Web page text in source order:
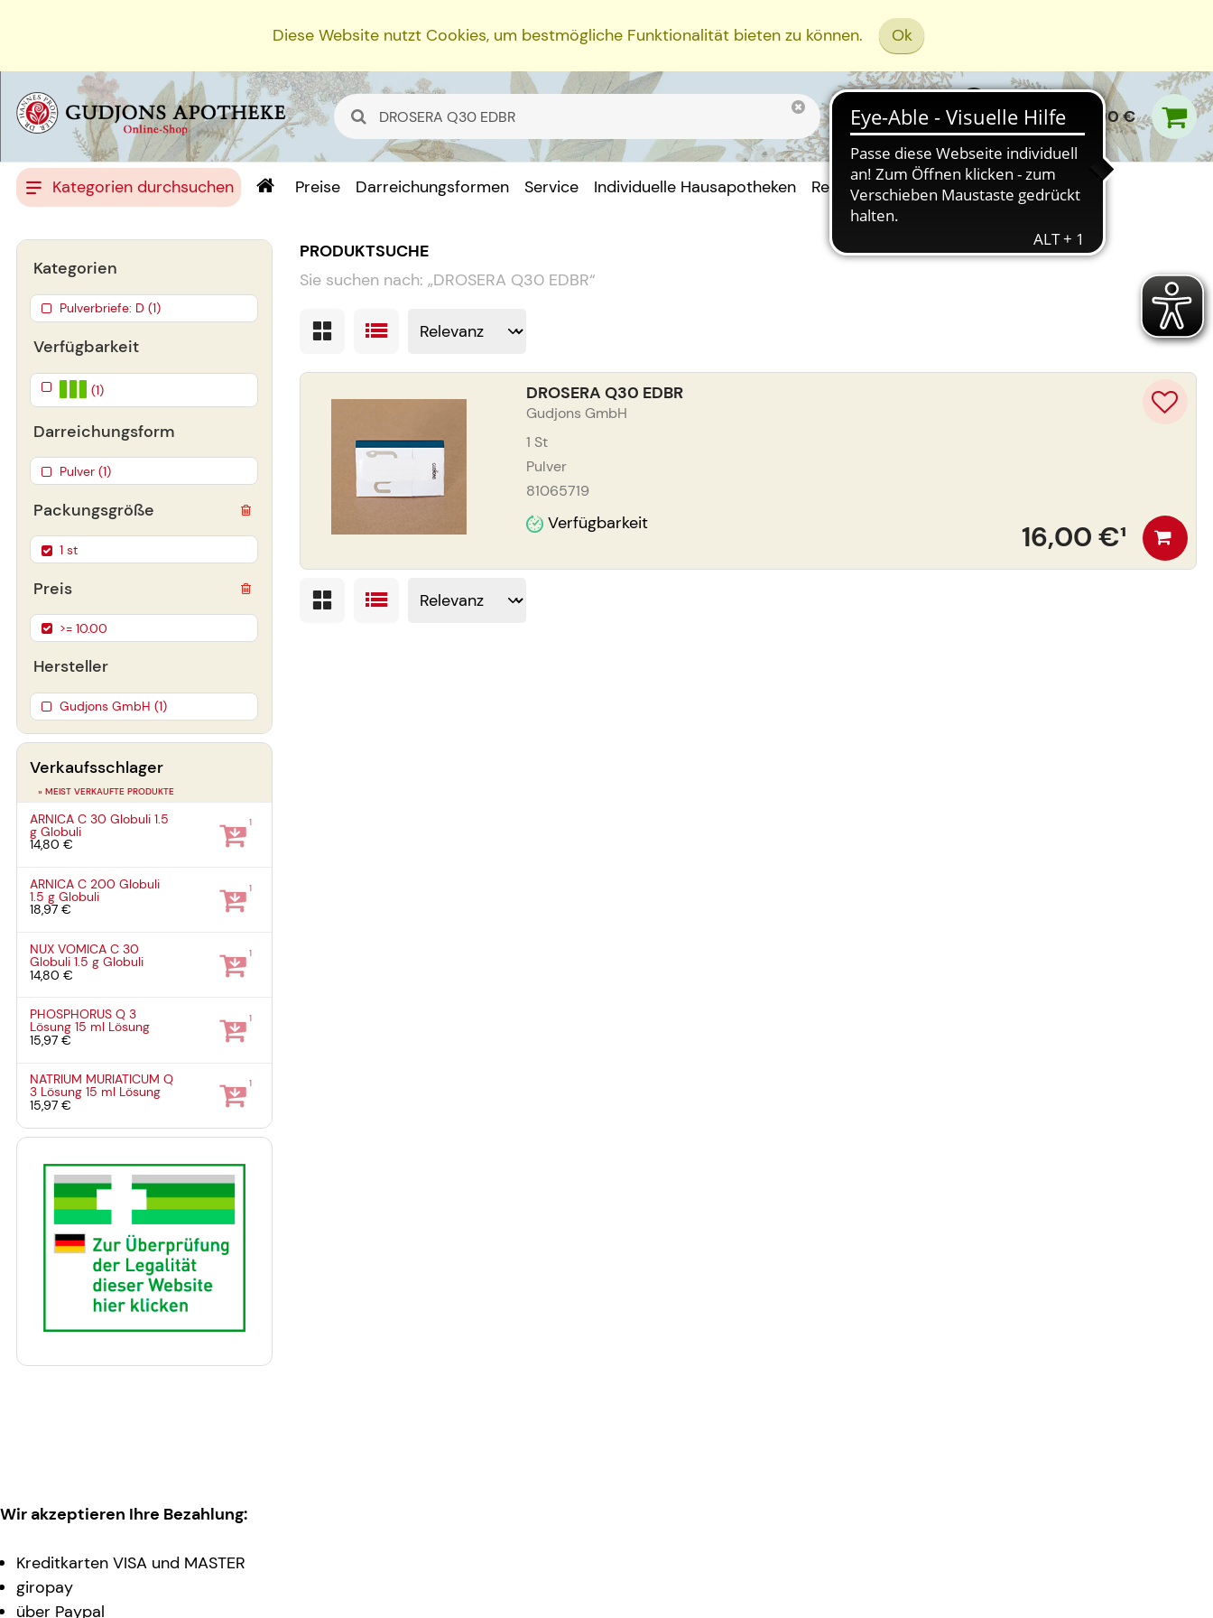
Diese Website nutzt Cookies, um bestmögliche Funktionalität bieten zu können. Ok
0,00 €
Kategorien durchsuchen Preise Darreichungsformen Service Individuelle Hausapotheken Rezept Einreichen
PRODUKTSUCHE
Sie suchen nach: „DROSERA Q30 EDBR“
DROSERA Q30 EDBR
Gudjons GmbH
1 St
Pulver
81065719
Verfügbarkeit 16,00 €¹
Verfügbarkeit
(1)
Darreichungsform
Pulver (1)
Packungsgröße
1 st
Preis
>= 10.00
Hersteller
Gudjons GmbH (1)
Kategorien
Pulverbriefe: D (1)
Verkaufsschlager
» MEIST VERKAUFTE PRODUKTE
ARNICA C 30 Globuli1.5
gGlobuli
14,80 €
1
ARNICA C 200 Globuli
1.5 gGlobuli
18,97 €
1
NUX VOMICA C 30
Globuli1.5 gGlobuli
14,80 €
1
PHOSPHORUS Q 3
Lösung15 ml Lösung
15,97 €
1
NATRIUM MURIATICUM Q
3 Lösung15 ml Lösung
15,97 €
1
Wir akzeptieren Ihre Bezahlung:
Kreditkarten VISA und MASTER
giropay
über Paypal